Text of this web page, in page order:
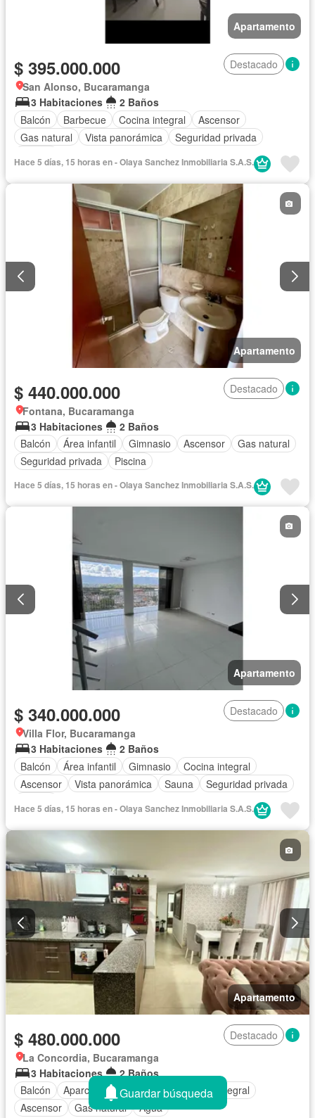
Apartamento
$ 395.000.000
Destacado
San Alonso, Bucaramanga
3 Habitaciones
2 Baños
Balcón
Barbecue Cocina integral
Ascensor
Gas natural
Vista panorámica
Seguridad privada
Hace 5 días, 15 horas en - Olaya Sanchez Inmobiliaria S.A.S.
Apartamento
$ 440.000.000
Destacado
Fontana, Bucaramanga
3 Habitaciones
2 Baños
Balcón
Área infantil Gimnasio Ascensor
Gas natural
Seguridad privada
Piscina
Hace 5 días, 15 horas en - Olaya Sanchez Inmobiliaria S.A.S.
Apartamento
$ 340.000.000
Destacado
Villa Flor, Bucaramanga
3 Habitaciones
2 Baños
Balcón
Área infantil Gimnasio
Cocina integral
Ascensor
Vista panorámica Sauna
Seguridad privada
Hace 5 días, 15 horas en - Olaya Sanchez Inmobiliaria S.A.S.
Apartamento
$ 480.000.000
Destacado
La Concordia, Bucaramanga
3 Habitaciones
2 Baños
Balcón
Aparcadero Gimnasio
Cocina integral
Ascensor
Gas natural Agua
Guardar búsqueda